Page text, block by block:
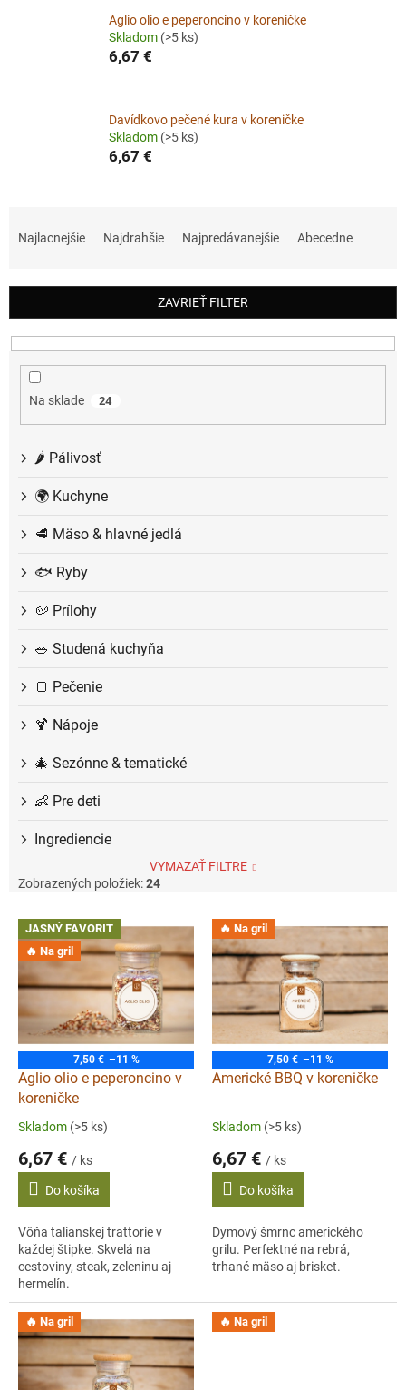
Aglio olio e peperoncino v koreničke
Skladom (>5 ks)
6,67 €
Davídkovo pečené kura v koreničke
Skladom (>5 ks)
6,67 €
i
e
p
Najlacnejšie Najdrahšie Najpredávanejšie Abecedne
ZAVRIEŤ FILTER
Na sklade 24
🌶️ Pálivosť
🌍 Kuchyne
🥩 Mäso & hlavné jedlá
🐟 Ryby
🥔 Prílohy
🥗 Studená kuchyňa
🍞 Pečenie
🍹 Nápoje
🎄 Sezónne & tematické
👶 Pre deti
Ingrediencie
VYMAZAŤ FILTRE
Zobrazených položiek:24
V JASNÝ FAVORIT
🔥 Na gril
7,50 € –11 %
Aglio olio e peperoncino v
koreničke
Skladom (>5 ks)
6,67 € / ks
Do košíka
Vôňa talianskej trattorie v
každej štipke. Skvelá na
cestoviny, steak, zeleninu aj
hermelín.
🔥 Na gril
7,50 € –11 %
Americké BBQ v koreničke
Skladom (>5 ks)
6,67 € / ks
Do košíka
Dymový šmrnc amerického
grilu. Perfektné na rebrá,
trhané mäso aj brisket.
🔥 Na gril 🔥 Na gril